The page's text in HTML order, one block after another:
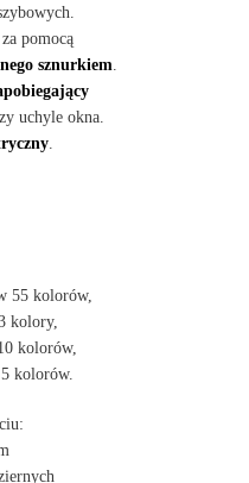
pomocą
sznurkiem
uchyle okna.
.
55 kolorów,
kolory,
kolorów,
kolorów.